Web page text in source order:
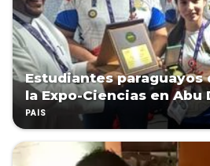
Estudiantes paraguayos
la Expo-Ciencias en Abu
PAÍS